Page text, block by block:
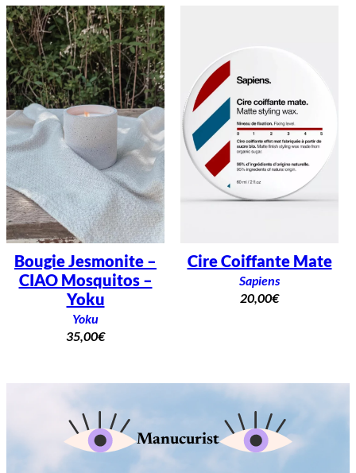
Bougie Jesmonite –
CIAO Mosquitos –
Yoku
Yoku
35,00€
Cire Coiffante Mate
Sapiens
20,00€
Manucurist